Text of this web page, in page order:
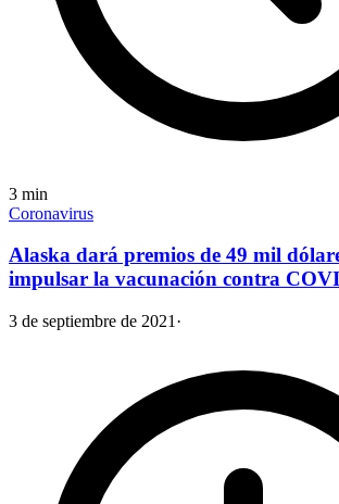
3 min
Coronavirus
Alaska dará premios de 49 mil
impulsar la vacunación contra
3 de septiembre de 2021 ·